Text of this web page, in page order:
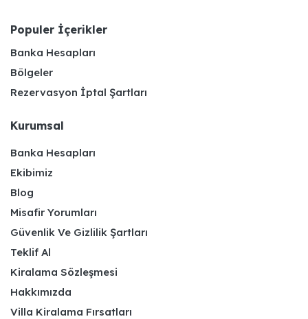
Populer İçerikler
Banka Hesapları
Bölgeler
Rezervasyon İptal Şartları
Kurumsal
Banka Hesapları
Ekibimiz
Blog
Misafir Yorumları
Güvenlik Ve Gizlilik Şartları
Teklif Al
Kiralama Sözleşmesi
Hakkımızda
Villa Kiralama Fırsatları